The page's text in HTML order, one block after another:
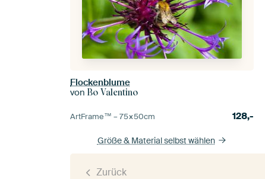
Flockenblume
vonBo Valentino
ArtFrame™ –75×50cm 128,-
Größe & Material selbst wählen
Zurück